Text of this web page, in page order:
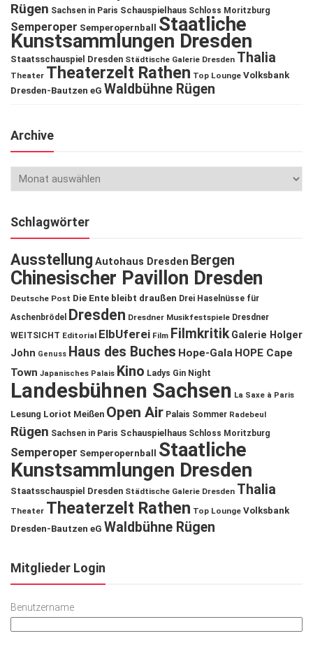
Rügen Sachsen in Paris Schauspielhaus Schloss Moritzburg
Semperoper Semperopernball Staatliche
Kunstsammlungen Dresden
Staatsschauspiel Dresden Städtische Galerie Dresden Thalia
Theater Theaterzelt Rathen Top Lounge Volksbank
Dresden-Bautzen eG Waldbühne Rügen
Archive
Schlagwörter
Ausstellung Autohaus Dresden Bergen
Chinesischer Pavillon Dresden
Deutsche Post Die Ente bleibt draußen Drei Haselnüsse für
Aschenbrödel
Dresden Dresdner Musikfestspiele Dresdner
WEITSICHT Editorial ElbUferei Film Filmkritik Galerie Holger
John Genuss Haus des Buches Hope-Gala HOPE Cape
Town Japanisches Palais Kino Ladys Gin Night
Landesbühnen Sachsen La Saxe à Paris
Lesung Loriot Meißen Open Air Palais Sommer Radebeul
Rügen Sachsen in Paris Schauspielhaus Schloss Moritzburg
Semperoper Semperopernball
Staatliche
Kunstsammlungen Dresden
Staatsschauspiel Dresden Städtische Galerie Dresden Thalia
Theater Theaterzelt Rathen Top Lounge Volksbank
Dresden-Bautzen eG Waldbühne Rügen
Mitglieder Login
Benutzername